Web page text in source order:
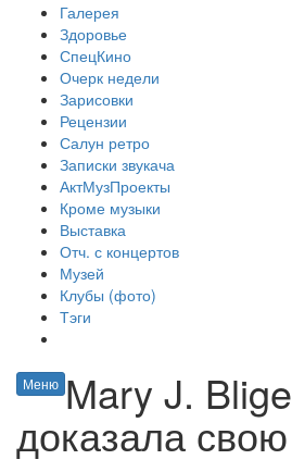
Галерея
Здоровье
СпецКино
Очерк недели
Зарисовки
Рецензии
Салун ретро
Записки звукача
АктМузПроекты
Кроме музыки
Выставка
Отч. с концертов
Музей
Клубы (фото)
Тэги
Меню Mary J. Blige
доказала свою